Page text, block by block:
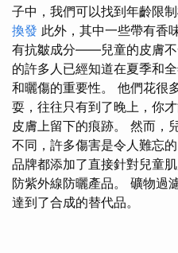
子中，我們可以找到年齡限
換發 此外，其中一些帶有香
有抗皺成分——兒童的皮膚不
的許多人已經知道在夏季和
和曬傷的重要性。 他們花很
耍，往往只有到了晚上，你
皮膚上留下的痕跡。 然而，
不同，許多傷害是令人難忘
品牌都添加了直接針對兒童
防紫外線防曬產品。 礦物過
達到了合成的替代品。